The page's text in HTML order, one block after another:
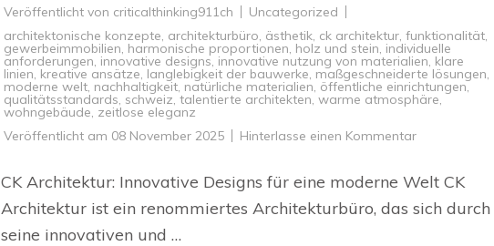
Veröffentlicht von criticalthinking911ch
Uncategorized
architektonische konzepte, architekturbüro, ästhetik, ck architektur, funktionalität,
gewerbeimmobilien, harmonische proportionen, holz und stein, individuelle
anforderungen, innovative designs, innovative nutzung von materialien, klare
linien, kreative ansätze, langlebigkeit der bauwerke, maßgeschneiderte lösungen,
moderne welt, nachhaltigkeit, natürliche materialien, öffentliche einrichtungen,
qualitätsstandards, schweiz, talentierte architekten, warme atmosphäre,
wohngebäude, zeitlose eleganz
Veröffentlicht am 08 November 2025 Hinterlasse einen Kommentarzu
von
CK
Architektur
CK Architektur: Innovative Designs für eine moderne Welt CK
Architektur ist ein renommiertes Architekturbüro, das sich durch
seine innovativen und …